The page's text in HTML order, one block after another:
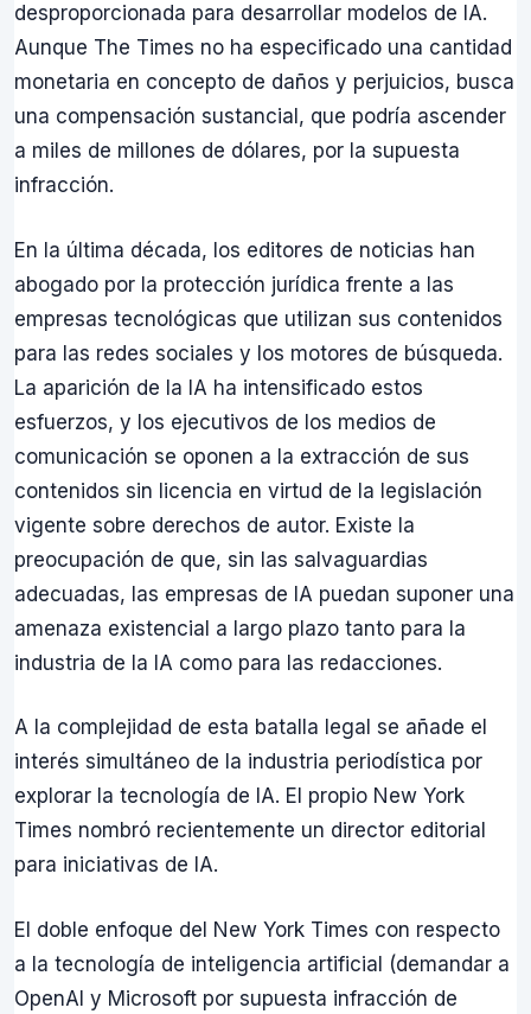
desproporcionada para desarrollar modelos de IA.
Aunque The Times no ha especificado una cantidad
monetaria en concepto de daños y perjuicios, busca
una compensación sustancial, que podría ascender
a miles de millones de dólares, por la supuesta
infracción.
En la última década, los editores de noticias han
abogado por la protección jurídica frente a las
empresas tecnológicas que utilizan sus contenidos
para las redes sociales y los motores de búsqueda.
La aparición de la IA ha intensificado estos
esfuerzos, y los ejecutivos de los medios de
comunicación se oponen a la extracción de sus
contenidos sin licencia en virtud de la legislación
vigente sobre derechos de autor. Existe la
preocupación de que, sin las salvaguardias
adecuadas, las empresas de IA puedan suponer una
amenaza existencial a largo plazo tanto para la
industria de la IA como para las redacciones.
A la complejidad de esta batalla legal se añade el
interés simultáneo de la industria periodística por
explorar la tecnología de IA. El propio New York
Times nombró recientemente un director editorial
para iniciativas de IA.
El doble enfoque del New York Times con respecto
a la tecnología de inteligencia artificial (demandar a
OpenAI y Microsoft por supuesta infracción de